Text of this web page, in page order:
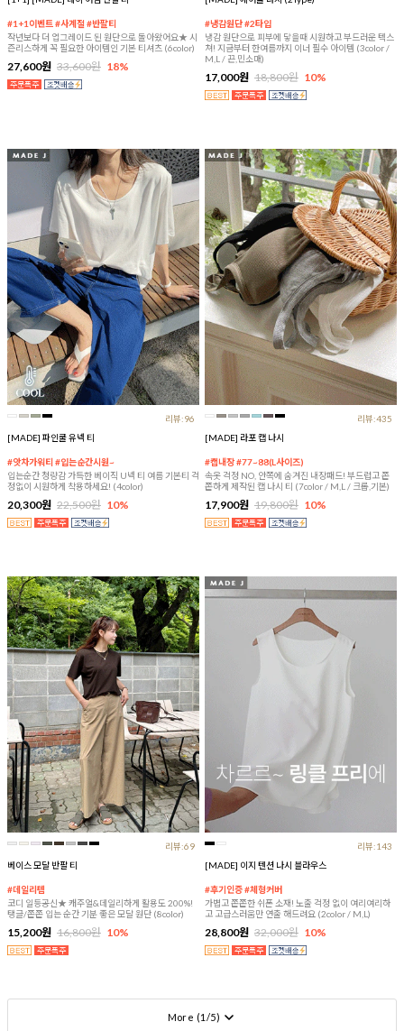
#1+1이벤트 #사계절 #반팔티
작년보다 더 업그레이드 된 원단으로 돌아왔어요★ 시
즌리스하게 꼭 필요한 아이템인 기본 티셔츠 (6color)
27,600원 33,600원 18%
#냉감원단 #2타입
냉감 원단으로 피부에 닿을때 시원하고 부드러운 텍스
쳐! 지금부터 한여름까지 이너 필수 아이템 (3color /
M,L / 끈,민소매)
17,000원 18,800원 10%
리뷰:96
[MADE] 파인쿨 유넥 티
#앗차가워티 #입는순간시원~
입는순간 청량감 가득한 베이직 U넥 티 여름 기본티 걱
정없이 시원하게 착용하세요! (4color)
20,300원 22,500원 10%
리뷰:435
[MADE] 라포 캡 나시
#캡내장 #77~88(L사이즈)
속옷 걱정 NO, 안쪽에 숨겨진 내장패드! 부드럽고 쫀
쫀하게 제작된 캡 나시 티 (7color / M,L / 크롭,기본)
17,900원 19,800원 10%
리뷰:69
베이스 모달 반팔 티
#데일리템
코디 일등공신★ 캐주얼&데일리하게 활용도 200%!
탱글/쫀쫀 입는 순간 기분 좋은 모달 원단 (8color)
15,200원 16,800원 10%
리뷰:143
[MADE] 이지 텐션 나시 블라우스
#후기인증 #체형커버
가볍고 쫀쫀한 쉬폰 소재! 노출 걱정 없이 여리여리하
고 고급스러움만 연출 해드려요 (2color / M,L)
28,800원 32,000원 10%
More (1 /5)